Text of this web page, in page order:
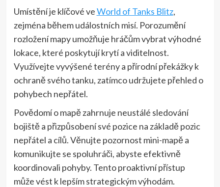
Umístění je klíčové veWorld of Tanks Blitz,
zejména během událostních misí. Porozumění
rozložení mapy umožňuje hráčům vybrat výhodné
lokace, které poskytují krytí a viditelnost.
Využívejte vyvýšené terény a přírodní překážky k
ochraně svého tanku, zatímco udržujete přehled o
pohybech nepřátel.
Povědomí o mapě zahrnuje neustálé sledování
bojiště a přizpůsobení své pozice na základě pozic
nepřátel a cílů. Věnujte pozornost mini-mapě a
komunikujte se spoluhráči, abyste efektivně
koordinovali pohyby. Tento proaktivní přístup
může vést k lepším strategickým výhodám.